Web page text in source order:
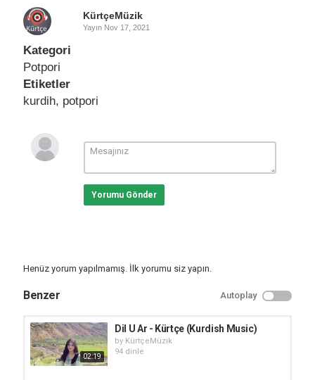
KürtçeMüzik
Yayın Nov 17, 2021
Kategori
Potpori
Etiketler
kurdih, potpori
Yorumu Gönder
Henüz yorum yapılmamış. İlk yorumu siz yapın.
Benzer Autoplay
02:19
Dil U Ar - Kürtçe (Kurdish Music)
by KürtçeMüzik
94 dinle